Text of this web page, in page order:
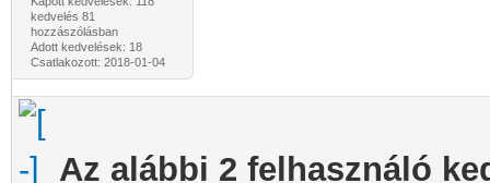
kedvelés 81
hozzászólásban
Adott kedvelések: 18
Csatlakozott: 2018-01-04
Az alábbi 2 felhasználó